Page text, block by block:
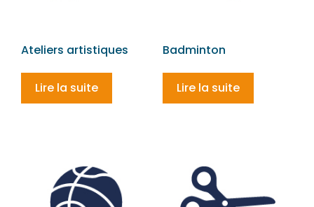
Ateliers artistiques
Lire la suite
Badminton
Lire la suite